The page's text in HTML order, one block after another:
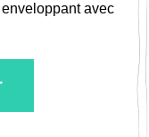
avec